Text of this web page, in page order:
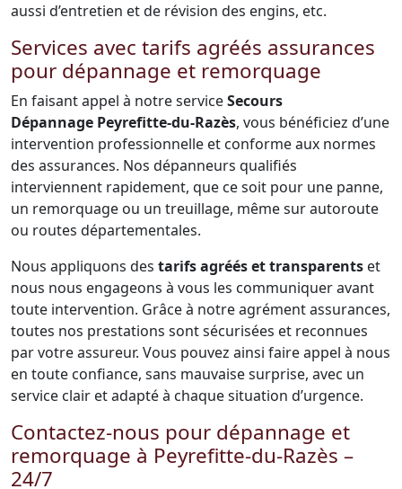
aussi d’entretien et de révision des engins, etc.
Services avec tarifs agréés assurances
pour dépannage et remorquage
En faisant appel à notre serviceSecours
Dépannage Peyrefitte-du-Razès, vous bénéficiez d’une
intervention professionnelle et conforme aux normes
des assurances. Nos dépanneurs qualifiés
interviennent rapidement, que ce soit pour une panne,
un remorquage ou un treuillage, même sur autoroute
ou routes départementales.
Nous appliquons des tarifs agréés et transparents et
nous nous engageons à vous les communiquer avant
toute intervention. Grâce à notre agrément assurances,
toutes nos prestations sont sécurisées et reconnues
par votre assureur. Vous pouvez ainsi faire appel à nous
en toute confiance, sans mauvaise surprise, avec un
service clair et adapté à chaque situation d’urgence.
Contactez-nous pour dépannage et
remorquage à Peyrefitte-du-Razès –
24/7